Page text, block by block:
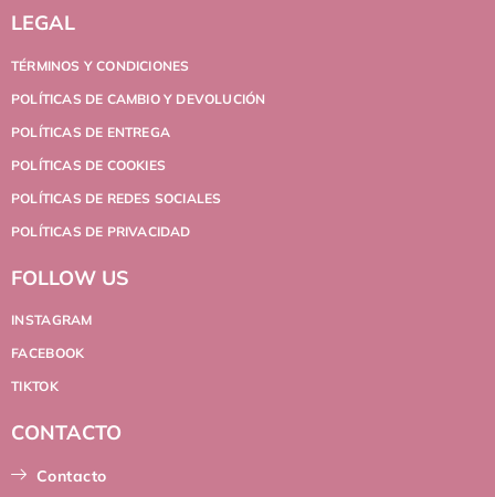
LEGAL
TÉRMINOS Y CONDICIONES
POLÍTICAS DE CAMBIO Y DEVOLUCIÓN
POLÍTICAS DE ENTREGA
POLÍTICAS DE COOKIES
POLÍTICAS DE REDES SOCIALES
POLÍTICAS DE PRIVACIDAD
FOLLOW US
INSTAGRAM
FACEBOOK
TIKTOK
CONTACTO
Contacto